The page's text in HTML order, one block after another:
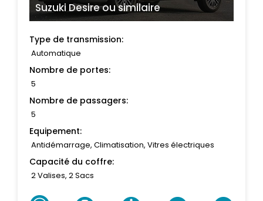
Suzuki Desireou similaire
Type de transmission:
Automatique
Nombre de portes:
5
Nombre de passagers:
5
Equipement:
Antidémarrage, Climatisation, Vitres électriques
Capacité du coffre:
2 Valises, 2 Sacs